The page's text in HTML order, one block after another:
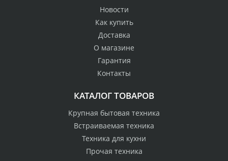
Новости
Как купить
Доставка
О магазине
Гарантия
Контакты
КАТАЛОГ ТОВАРОВ
Крупная бытовая техника
Встраиваемая техника
Техника для кухни
Прочая техника